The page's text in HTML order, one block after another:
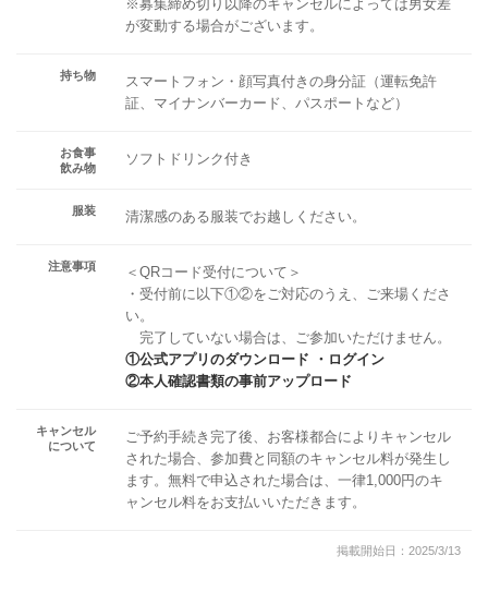
※募集締め切り以降のキャンセルによっては男女差
が変動する場合がございます。
持ち物
スマートフォン・顔写真付きの身分証（運転免許
証、マイナンバーカード、パスポートなど）
お食事
飲み物
ソフトドリンク付き
服装 清潔感のある服装でお越しください。
注意事項
＜QRコード受付について＞
・受付前に以下①②をご対応のうえ、ご来場くださ
い。
完了していない場合は、ご参加いただけません。
①公式アプリのダウンロード ・ログイン
②本人確認書類の事前アップロード
キャンセル
について
ご予約手続き完了後、お客様都合によりキャンセル
された場合、参加費と同額のキャンセル料が発生し
ます。無料で申込された場合は、一律1,000円のキ
ャンセル料をお支払いいただきます。
掲載開始日：2025/3/13